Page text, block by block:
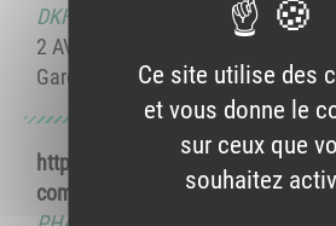
DKHISSI
2 AV JACQUES DOUZANS - 31600
Garonne Haute - OCCITANIE
https://
com
Ce site utilise des
et vous donne le
sur ceux que
souhaitez